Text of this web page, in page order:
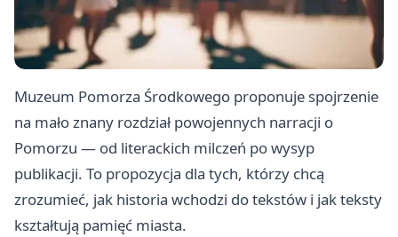
Muzeum Pomorza Środkowego proponuje spojrzenie
na mało znany rozdział powojennych narracji o
Pomorzu — od literackich milczeń po wysyp
publikacji. To propozycja dla tych, którzy chcą
zrozumieć, jak historia wchodzi do tekstów i jak teksty
kształtują pamięć miasta.